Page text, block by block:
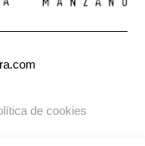
de cookies